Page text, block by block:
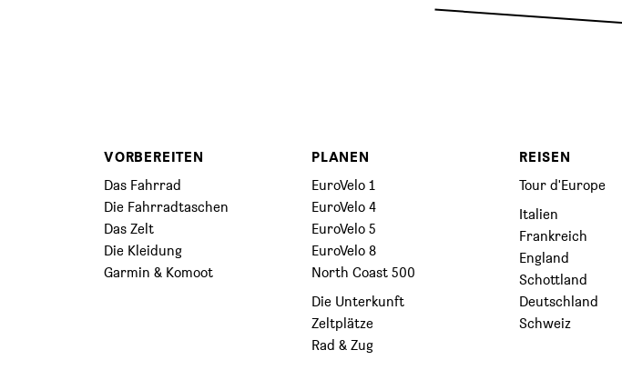
VORBEREITEN
Das Fahrrad
Die Fahrradtaschen
Das Zelt
Die Kleidung
Garmin & Komoot
PLANEN
EuroVelo 1
EuroVelo 4
EuroVelo 5
EuroVelo 8
North Coast 500
Die Unterkunft
Zeltplätze
Rad & Zug
REISEN
Tour d'Europe
Italien
Frankreich
England
Schottland
Deutschland
Schweiz